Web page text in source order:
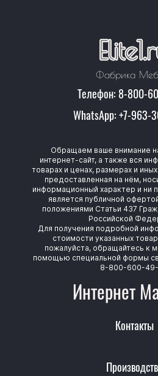
Фабрика
Телефон: 8-800-
WhatsApp: +7-963-
Обращаем ваше внимание
интернет-сайт, а также вся
товарах и ценах, размерах и
предоставленная на нём,
информационный характер и ни
является публичной
положениями Статьи 437
Российской
Для получения подробной
стоимости указанных
пожалуйста, обращайтесь к
помощью специальной формы
8-800-600-
Интернет
Контакты